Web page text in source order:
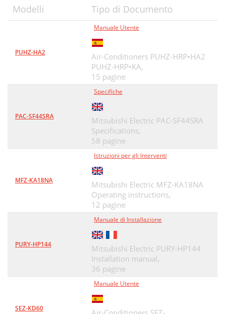
Modelli Tipo di Documento
PUHZ-HA2
Manuale Utente
Air-Conditioners PUHZ-HRP•HA2
PUHZ-HRP•KA,
15 pagine
PAC-SF44SRA
Specifiche
Mitsubishi Electric PAC-SF44SRA
Specifications,
58 pagine
MFZ-KA18NA
Istruzioni per gli Interventi
Mitsubishi Electric MFZ-KA18NA
Operating instructions,
12 pagine
PURY-HP144
Manuale di Installazione
Mitsubishi Electric PURY-HP144
Installation manual,
36 pagine
SEZ-KD60
Manuale Utente